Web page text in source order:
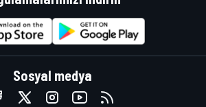
Sosyal medya